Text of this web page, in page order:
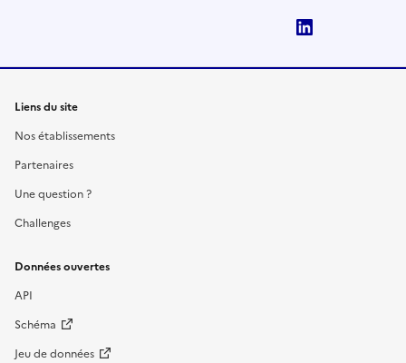
Liens du site
Nos établissements
Partenaires
Une question ?
Challenges
Données ouvertes
API
Schéma
Jeu de données